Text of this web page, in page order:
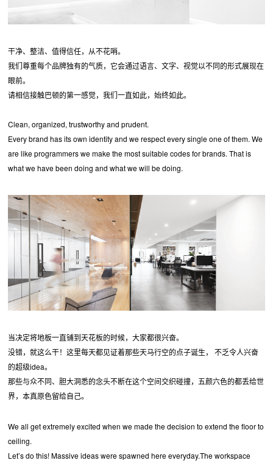
干净、整洁、值得信任，从不花哨。
我们尊重每个品牌独有的气质，它会通过语言、文字、视觉以不同的形式展现在
眼前。
请相信接触巴顿的第一感觉，我们一直如此，始终如此。
Clean, organized, trustworthy and prudent.
Every brand has its own identity and we respect every single one of them. We
are like programmers we make the most suitable codes for brands. That is
what we have been doing and what we will be doing.
当决定将地板一直铺到天花板的时候，大家都很兴奋。
没错，就这么干！这里每天都见证着那些天马行空的点子诞生， 不乏令人兴奋
的超级idea。
那些与众不同、胆大洞悉的念头不断在这个空间交织碰撞，五颜六色的都丢给世
界，本真原色留给自己。
We all get extremely excited when we made the decision to extend the floor to
ceiling.
Let’s do this! Massive ideas were spawned here everyday.The workspace